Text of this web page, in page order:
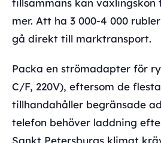
mer. Att ha 3 000-4 000
gå direkt till marktransport.
Packa en strömadapter för
C/F, 220V), eftersom de
tillhandahåller begränsade
telefon behöver laddning
Sankt Petersburgs klimat